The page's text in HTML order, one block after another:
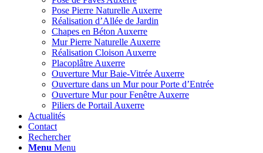
Pose Pierre Naturelle Auxerre
Réalisation d’Allée de Jardin
Chapes en Béton Auxerre
Mur Pierre Naturelle Auxerre
Réalisation Cloison Auxerre
Placoplâtre Auxerre
Ouverture Mur Baie-Vitrée Auxerre
Ouverture dans un Mur pour Porte d’Entrée
Ouverture Mur pour Fenêtre Auxerre
Piliers de Portail Auxerre
Actualités
Contact
Rechercher
Menu Menu